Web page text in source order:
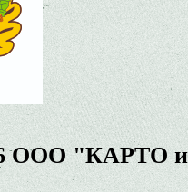
ООО "КАРТО